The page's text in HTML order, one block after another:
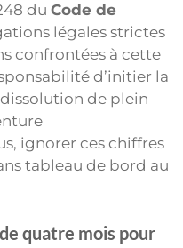
du Code de
légales strictes
confrontées à cette
d’initier la
de plein
ignorer ces chiffres
tableau de bord au
quatre mois pour